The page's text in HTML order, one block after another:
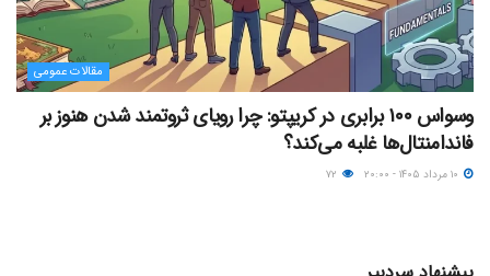
مقالات عمومی
وسواس ۱۰۰ برابری در کریپتو: چرا رویای ثروتمند شدن هنوز بر
فاندامنتال‌ها غلبه می‌کند؟